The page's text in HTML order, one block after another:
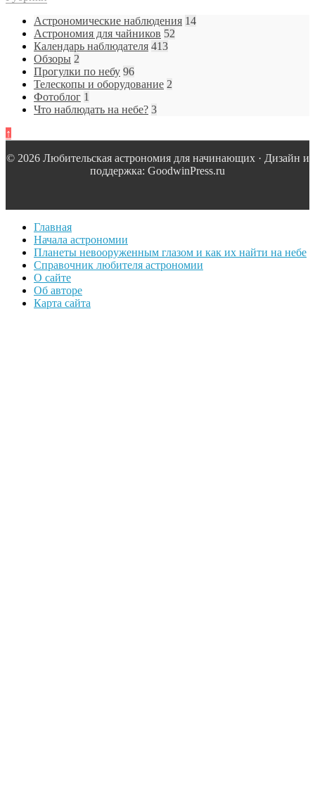
Астрономические наблюдения 14
Астрономия для чайников 52
Календарь наблюдателя 413
Обзоры 2
Прогулки по небу 96
Телескопы и оборудование 2
Фотоблог 1
Что наблюдать на небе? 3
↑
© 2026 Любительская астрономия для начинающих · Дизайн и
поддержка: GoodwinPress.ru
Главная
Начала астрономии
Планеты невооруженным глазом и как их найти на небе
Справочник любителя астрономии
О сайте
Об авторе
Карта сайта